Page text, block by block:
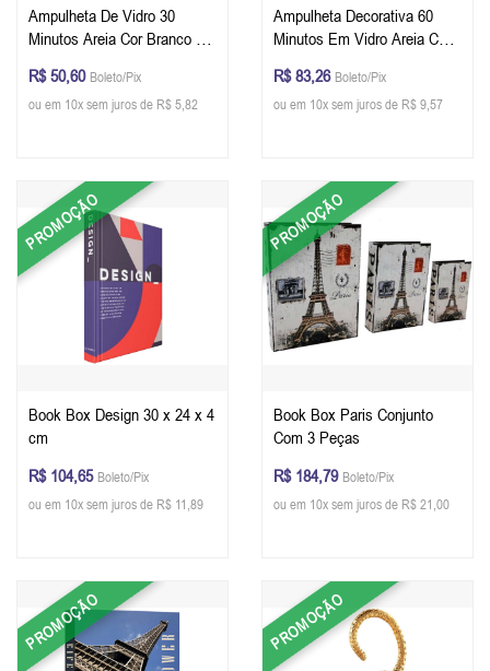
Ampulheta De Vidro 30
Minutos Areia Cor Branco 20
R$ 50,60 Boleto/Pix
ou em 10x sem juros de R$ 5,82
Ampulheta Decorativa 60
Minutos Em Vidro Areia Cor
R$ 83,26 Boleto/Pix
ou em 10x sem juros de R$ 9,57
PROMOÇÃO
Book Box Design 30 x 24 x 4
cm
R$ 104,65 Boleto/Pix
ou em 10x sem juros de R$ 11,89
PROMOÇÃO
Book Box Paris Conjunto
Com 3 Peças
R$ 184,79 Boleto/Pix
ou em 10x sem juros de R$ 21,00
PROMOÇÃO PROMOÇÃO